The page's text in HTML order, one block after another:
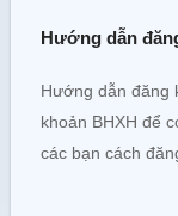
Hướng dẫn
Hướng dẫn đăng
khoản BHXH để
các bạn cách